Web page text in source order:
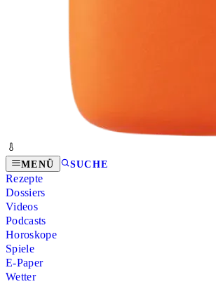
MENÜ SUCHE
Rezepte
Dossiers
Videos
Podcasts
Horoskope
Spiele
E-Paper
Wetter